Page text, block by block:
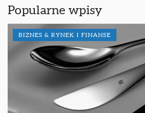
Popularne wpisy
BIZNES & RYNEK I FINANSE